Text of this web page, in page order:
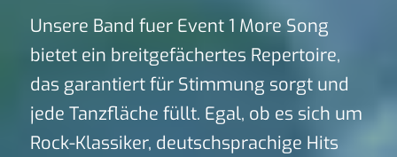
Unsere Band fuer Event 1 More Song
bietet ein breitgefächertes Repertoire,
das garantiert für Stimmung sorgt und
jede Tanzfläche füllt. Egal, ob es sich um
Rock-Klassiker, deutschsprachige Hits